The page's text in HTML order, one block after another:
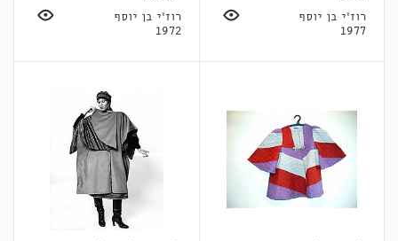
רוז'י בן יוסף
1977
רוז'י בן יוסף
1972